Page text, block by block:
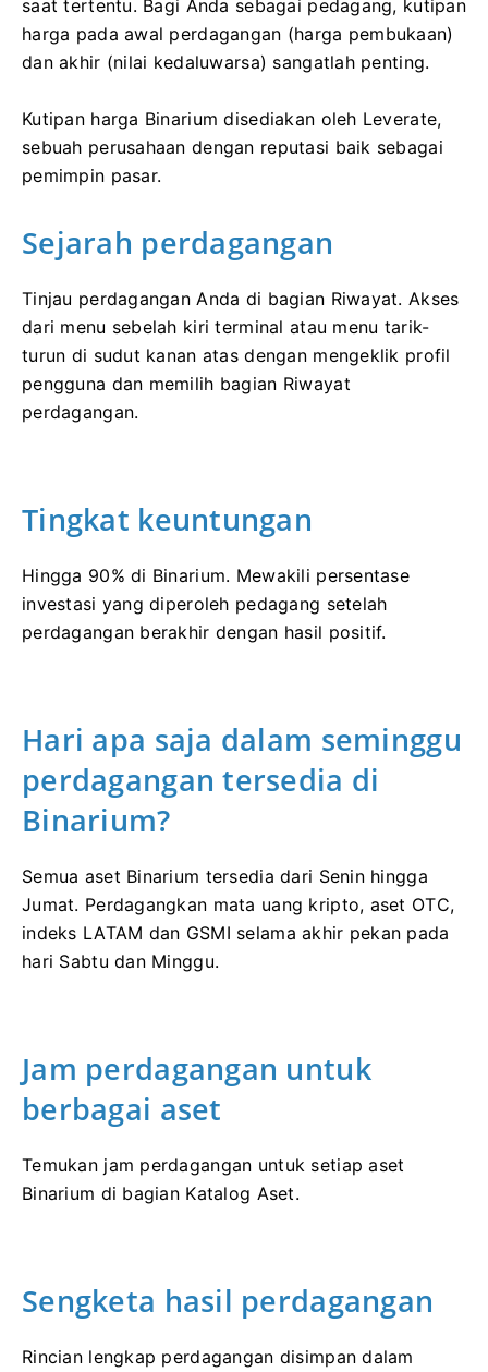
saat tertentu. Bagi Anda sebagai pedagang, kutipan
harga pada awal perdagangan (harga pembukaan)
dan akhir (nilai kedaluwarsa) sangatlah penting.
Kutipan harga Binarium disediakan oleh Leverate,
sebuah perusahaan dengan reputasi baik sebagai
pemimpin pasar.
Sejarah perdagangan
Tinjau perdagangan Anda di bagian Riwayat. Akses
dari menu sebelah kiri terminal atau menu tarik-
turun di sudut kanan atas dengan mengeklik profil
pengguna dan memilih bagian Riwayat
perdagangan.
Tingkat keuntungan
Hingga 90% di Binarium. Mewakili persentase
investasi yang diperoleh pedagang setelah
perdagangan berakhir dengan hasil positif.
Hari apa saja dalam seminggu
perdagangan tersedia di
Binarium?
Semua aset Binarium tersedia dari Senin hingga
Jumat. Perdagangkan mata uang kripto, aset OTC,
indeks LATAM dan GSMI selama akhir pekan pada
hari Sabtu dan Minggu.
Jam perdagangan untuk
berbagai aset
Temukan jam perdagangan untuk setiap aset
Binarium di bagian Katalog Aset.
Sengketa hasil perdagangan
Rincian lengkap perdagangan disimpan dalam